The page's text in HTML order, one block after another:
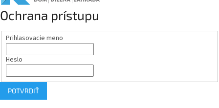
Ochrana prístupu
Prihlasovacie meno
Heslo
POTVRDIŤ